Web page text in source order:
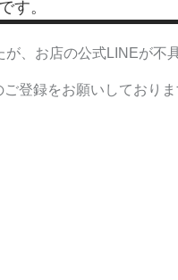
す。
、お店の公式LINEが不
登録をお願いしており